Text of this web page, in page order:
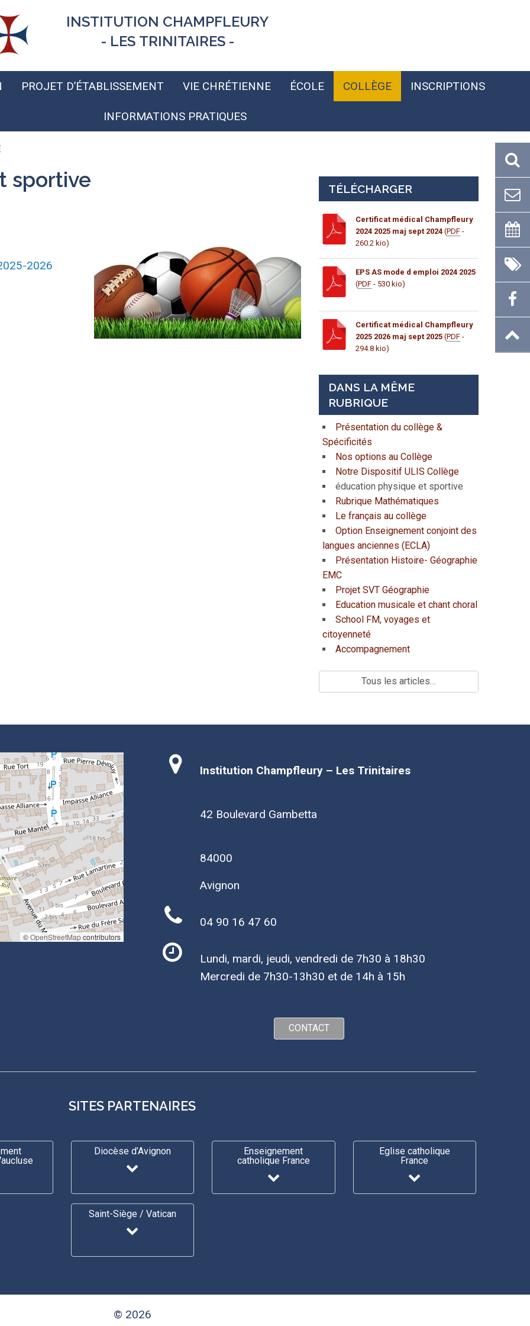
INSTITUTION CHAMPFLEURY
- LES TRINITAIRES -
PROJET D’ÉTABLISSEMENT VIE CHRÉTIENNE ÉCOLE COLLÈGE INSCRIPTIONS
INFORMATIONS PRATIQUES
sportive
2026
TÉLÉCHARGER
Certificat médical Champfleury
2024 2025 maj sept 2024 (PDF -
260.2 kio)
EPS AS mode d emploi 2024 2025
(PDF - 530 kio)
Certificat médical Champfleury
2025 2026 maj sept 2025 (PDF -
294.8 kio)
DANS LA MÊME
RUBRIQUE
Présentation du collège &
Spécificités
Nos options au Collège
Notre Dispositif ULIS Collège
éducation physique et sportive
Rubrique Mathématiques
Le français au collège
Option Enseignement conjoint des
langues anciennes (ECLA)
Présentation Histoire- Géographie
EMC
Projet SVT Géographie
Education musicale et chant choral
School FM, voyages et
citoyenneté
Accompagnement
Tous les articles…
©OpenStreetMapcontributors
Institution Champfleury – Les Trinitaires
42 Boulevard Gambetta
84000
Avignon
04 90 16 47 60
Lundi, mardi, jeudi, vendredi de 7h30 à 18h30
Mercredi de 7h30-13h30 et de 14h à 15h
CONTACT
SITES PARTENAIRES
Diocèse d’Avignon
Enseignement
catholique France
Eglise catholique
France
Saint-Siège / Vatican
© 2026